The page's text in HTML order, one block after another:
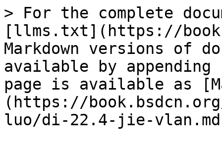
> For the complete
[llms.txt](https://
Markdown versions of
available by
page is available as
(https://
luo/di-22.4-jie-